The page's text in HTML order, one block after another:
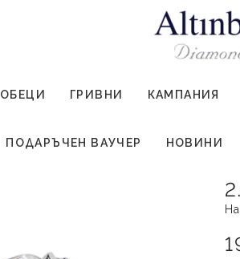
ОБЕЦИ ГРИВНИ КАМПАНИЯ
ПОДАРЪЧЕН ВАУЧЕР НОВИНИ